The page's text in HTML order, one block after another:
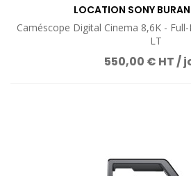
LOCATION SONY
Caméscope Digital Cinema 8,6K - Full-
LT
550,00 € HT /